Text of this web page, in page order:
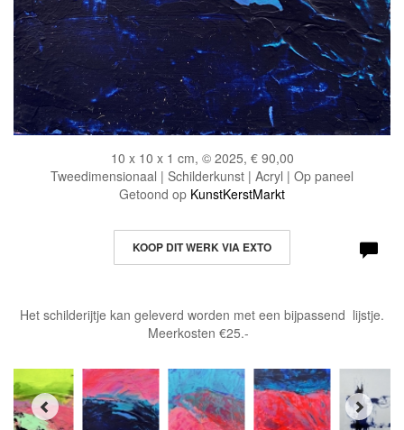
10 x 10 x 1 cm, © 2025, € 90,00
Tweedimensionaal | Schilderkunst | Acryl | Op paneel
Getoond op KunstKerstMarkt
KOOP DIT WERK VIA EXTO
Het schilderijtje kan geleverd worden met een bijpassend lijstje.
Meerkosten €25.-